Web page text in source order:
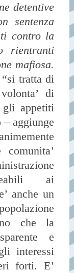
detentive
sentenza
contro la
rientranti
mafiosa.
tratta di
di
appetiti
aggiunge
ai
anche un
che la
e
interessi
forti. E’